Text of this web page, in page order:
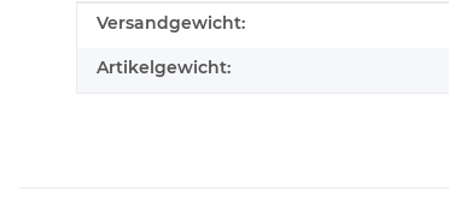
Produkteigenschaft
Wert
Versandgewicht:
Artikelgewicht: